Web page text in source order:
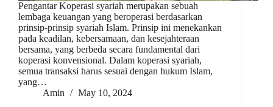
Pengantar Koperasi syariah merupakan sebuah
lembaga keuangan yang beroperasi berdasarkan
prinsip-prinsip syariah Islam. Prinsip ini menekankan
pada keadilan, kebersamaan, dan kesejahteraan
bersama, yang berbeda secara fundamental dari
koperasi konvensional. Dalam koperasi syariah,
semua transaksi harus sesuai dengan hukum Islam,
yang…
Amin
May 10, 2024